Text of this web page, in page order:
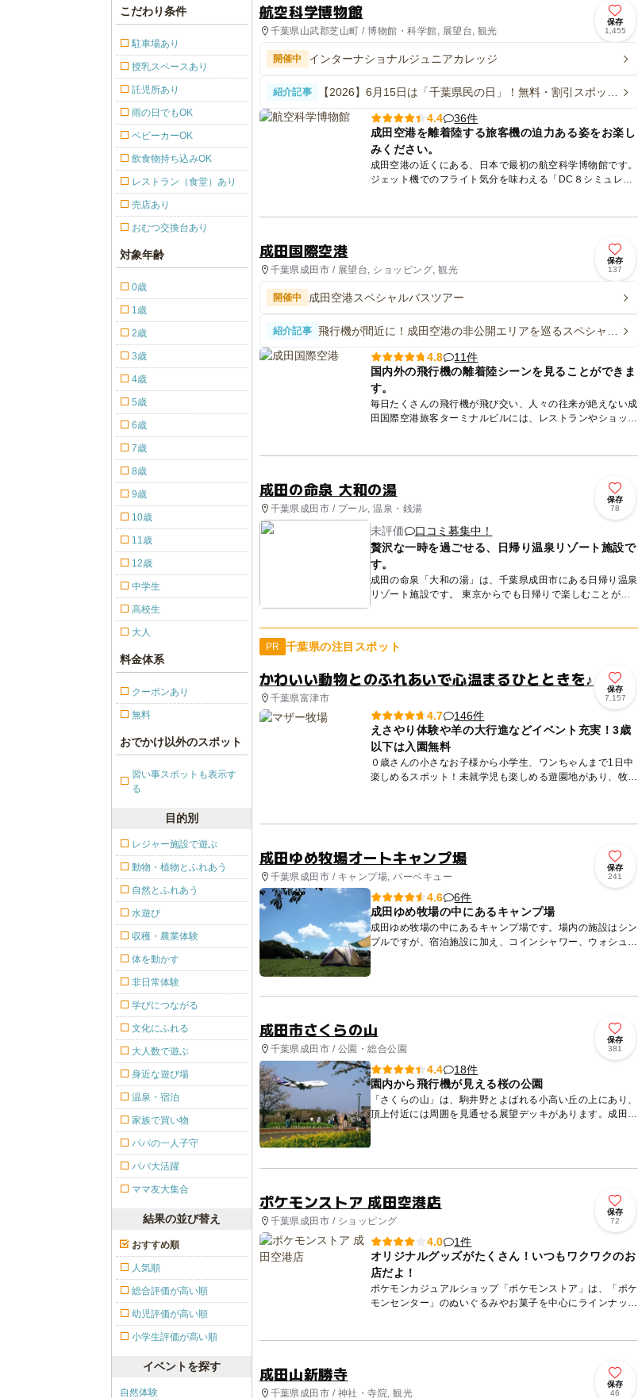
航空科学博物館
千葉県山武郡芝山町 / 博物館・科学館, 展望台, 観光
保存
1,455
開催中 インターナショナルジュニアカレッジ
紹介記事
【2026】6月15日は「千葉県民の日」！無料・割引スポット
4.4
36件
成田空港を離着陸する旅客機の迫力ある姿をお楽し
みください。
成田空港の近くにある、日本で最初の航空科学博物館です。
ジェット機でのフライト気分を味わえる「DC８シミュレー
成田国際空港
千葉県成田市 / 展望台, ショッピング, 観光
保存
137
開催中 成田空港スペシャルバスツアー
紹介記事
飛行機が間近に！成田空港の非公開エリアを巡るスペシャル
4.8
11件
国内外の飛行機の離着陸シーンを見ることができま
す。
毎日たくさんの飛行機が飛び交い、人々の往来が絶えない成
田国際空港旅客ターミナルビルには、レストランやショップ
成田の命泉 大和の湯
千葉県成田市 / プール, 温泉・銭湯
保存
78
未評価
口コミ募集中！
贅沢な一時を過ごせる、日帰り温泉リゾート施設で
す。
成田の命泉「大和の湯」は、千葉県成田市にある日帰り温泉
リゾート施設です。 東京からでも日帰りで楽しむことがで
き、温泉やフィットネス施設、屋内プールも完備していま
PR 千葉県の注目スポット
かわいい動物とのふれあいで心温まるひとときを♪
千葉県富津市
保存
7,157
4.7
146件
えさやり体験や羊の大行進などイベント充実！3歳
以下は入園無料
０歳さんの小さなお子様から小学生、ワンちゃんまで1日中
楽しめるスポット！未就学児も楽しめる遊園地があり、牧場
成田ゆめ牧場オートキャンプ場
千葉県成田市 / キャンプ場, バーベキュー
保存
241
4.6
6件
成田ゆめ牧場の中にあるキャンプ場
成田ゆめ牧場の中にあるキャンプ場です。場内の施設はシン
プルですが、宿泊施設に加え、コインシャワー、ウォシュレ
出かけ...
成田市さくらの山
千葉県成田市 / 公園・総合公園
保存
381
4.4
18件
園内から飛行機が見える桜の公園
「さくらの山」は、駒井野とよばれる小高い丘の上にあり、
頂上付近には周囲を見通せる展望デッキがあります。成田空
港北側に位置しているため、園内から飛行機を見ることがで
きます。 ...
ポケモンストア 成田空港店
千葉県成田市 / ショッピング
保存
72
4.0
1件
オリジナルグッズがたくさん！いつもワクワクのお
店だよ！
ポケモンカジュアルショップ「ポケモンストア」は、「ポケ
モンセンター」のぬいぐるみやお菓子を中心にラインナップ
成田山新勝寺
千葉県成田市 / 神社・寺院, 観光
保存
46
こだわり条件
駐車場あり
授乳スペースあり
託児所あり
雨の日でもOK
ベビーカーOK
飲食物持ち込みOK
レストラン（食堂）あり
売店あり
おむつ交換台あり
対象年齢
0歳
1歳
2歳
3歳
4歳
5歳
6歳
7歳
8歳
9歳
10歳
11歳
12歳
中学生
高校生
大人
料金体系
クーポンあり
無料
おでかけ以外のスポット
習い事スポットも表示す
る
目的別
レジャー施設で遊ぶ
動物・植物とふれあう
自然とふれあう
水遊び
収穫・農業体験
体を動かす
非日常体験
学びにつながる
文化にふれる
大人数で遊ぶ
身近な遊び場
温泉・宿泊
家族で買い物
パパの一人子守
パパ大活躍
ママ友大集合
結果の並び替え
おすすめ順
人気順
総合評価が高い順
幼児評価が高い順
小学生評価が高い順
イベントを探す
自然体験